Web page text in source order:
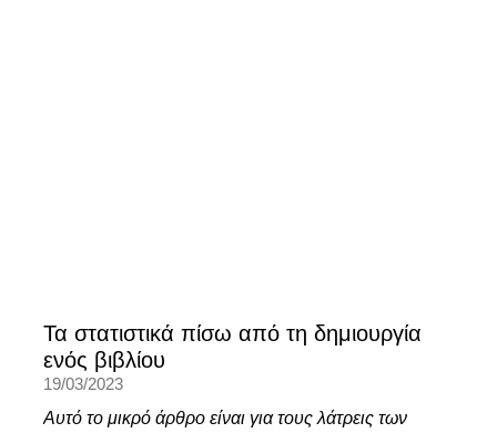
Τα στατιστικά πίσω από τη δημιουργία
ενός βιβλίου
19/03/2023
Αυτό το μικρό άρθρο είναι για τους λάτρεις των